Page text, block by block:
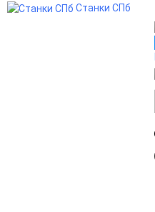
Станки СПб